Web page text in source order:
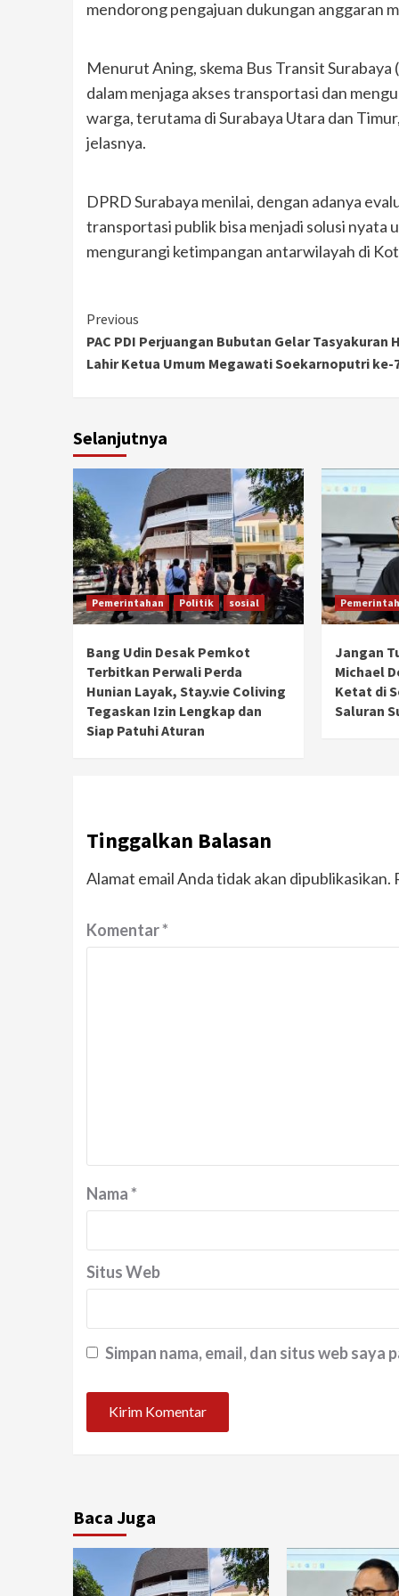
mendorong pengajuan dukungan anggaran
Menurut Aning, skema Bus Transit
dalam menjaga akses transportasi dan
warga, terutama di Surabaya Utara dan
jelasnya.
DPRD Surabaya menilai, dengan adanya
transportasi publik bisa menjadi solusi nyata
mengurangi ketimpangan antarwilayah di
Continue
Reading
Previous
PAC PDI Perjuangan Bubutan Gelar Tasyakuran
Lahir Ketua Umum Megawati Soekarnoputri ke-
Selanjutnya
Pemerintahan Politik sosial
Bang Udin Desak Pemkot
Terbitkan Perwali Perda
Hunian Layak, Stay.vie Coliving
Tegaskan Izin Lengkap dan
Siap Patuhi Aturan
Jangan
Michael
Ketat di
Saluran
Tinggalkan Balasan
Alamat email Anda tidak akan dipublikasikan.
Komentar*
Nama*
Situs Web
Simpan nama, email, dan situs web
Baca Juga